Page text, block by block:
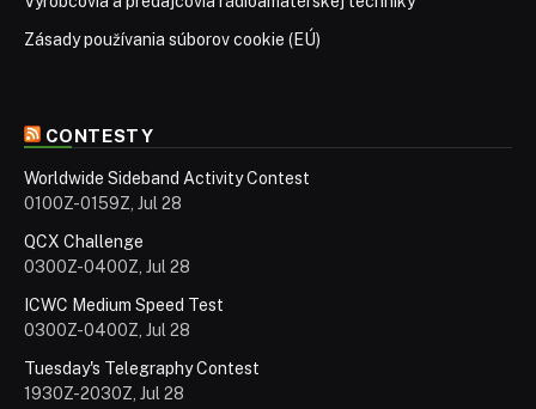
Zásady používania súborov cookie (EÚ)
CONTESTY
Worldwide Sideband Activity Contest
0100Z-0159Z, Jul 28
QCX Challenge
0300Z-0400Z, Jul 28
ICWC Medium Speed Test
0300Z-0400Z, Jul 28
Tuesday's Telegraphy Contest
1930Z-2030Z, Jul 28